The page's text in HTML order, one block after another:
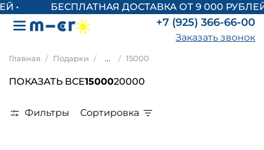
БЕСПЛАТНАЯ ДОСТАВКА ОТ 9 000 РУБЛЕЙ
+7 (925) 366-66-00
Заказать звонок
Главная Подарки ... 15000
ПОКАЗАТЬ ВСЕ1500020000
Фильтры Сортировка